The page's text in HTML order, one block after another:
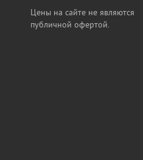
Цены на сайте не являются
публичной офертой.